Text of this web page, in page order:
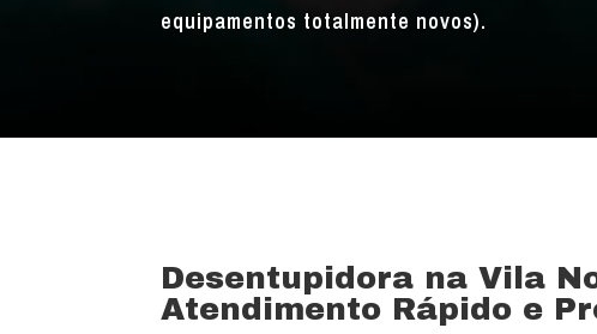
equipamentos totalmente novos).
Desentupidora na Vila
Atendimento Rápido e